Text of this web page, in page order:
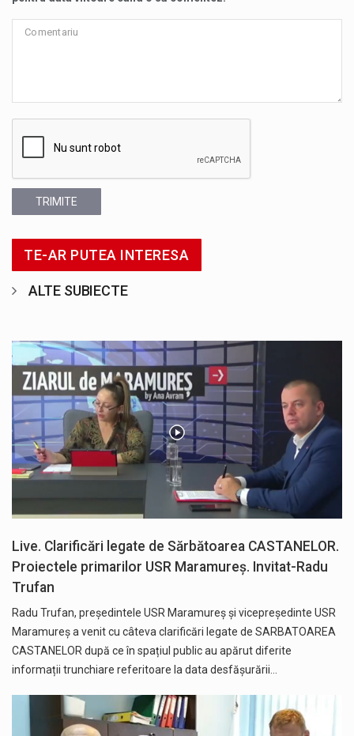
TRIMITE
TE-AR PUTEA INTERESA
ALTE SUBIECTE
Live. Clarificări legate de Sărbătoarea CASTANELOR.
Proiectele primarilor USR Maramureș. Invitat-Radu
Trufan
Radu Trufan, președintele USR Maramureș și vicepreședinte USR
Maramureș a venit cu câteva clarificări legate de SARBATOAREA
CASTANELOR după ce în spațiul public au apărut diferite
informații trunchiare referitoare la data desfășurării…